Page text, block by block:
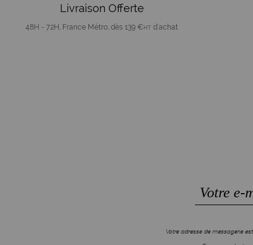
Livraison Offerte
48H - 72H, France Métro, dès 139 € HT d'achat
Votre adresse de messagerie